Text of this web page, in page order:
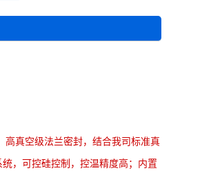
真空级法兰密封，结合我司标准真
，可控硅控制，控温精度高；内置